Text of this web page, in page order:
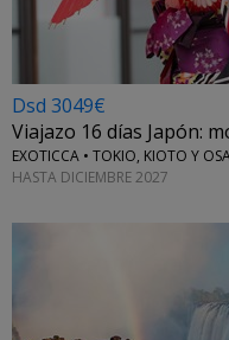
Dsd 3049€
Viajazo 16 días Japón:
EXOTICCA • TOKIO, KIOTO Y
HASTA DICIEMBRE 2027